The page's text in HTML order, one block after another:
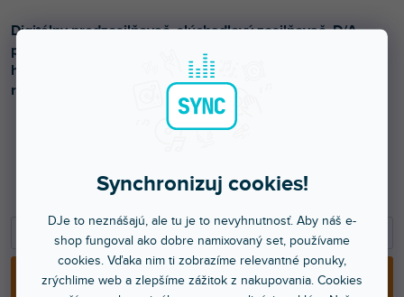
Synchronizuj cookies!
DJe to neznášajú, ale tu je to nevyhnutnosť. Aby náš e-
shop fungoval ako dobre namixovaný set, používame
cookies. Vďaka nim ti zobrazíme relevantné ponuky,
zrýchlime web a zlepšíme zážitok z nakupovania. Cookies
308 €
250,41 € bez DPH
PRIDAŤ DO KOŠÍKA
Digitálny predzosilňovač, slúchadlový zosilňovač, D/A
prevodník s 3 vstupmi: USB, Koaxiálny, Optický. MQA
hardvérové dekódovanie, DSD, slúchadlový výstup, malé
rozmery.